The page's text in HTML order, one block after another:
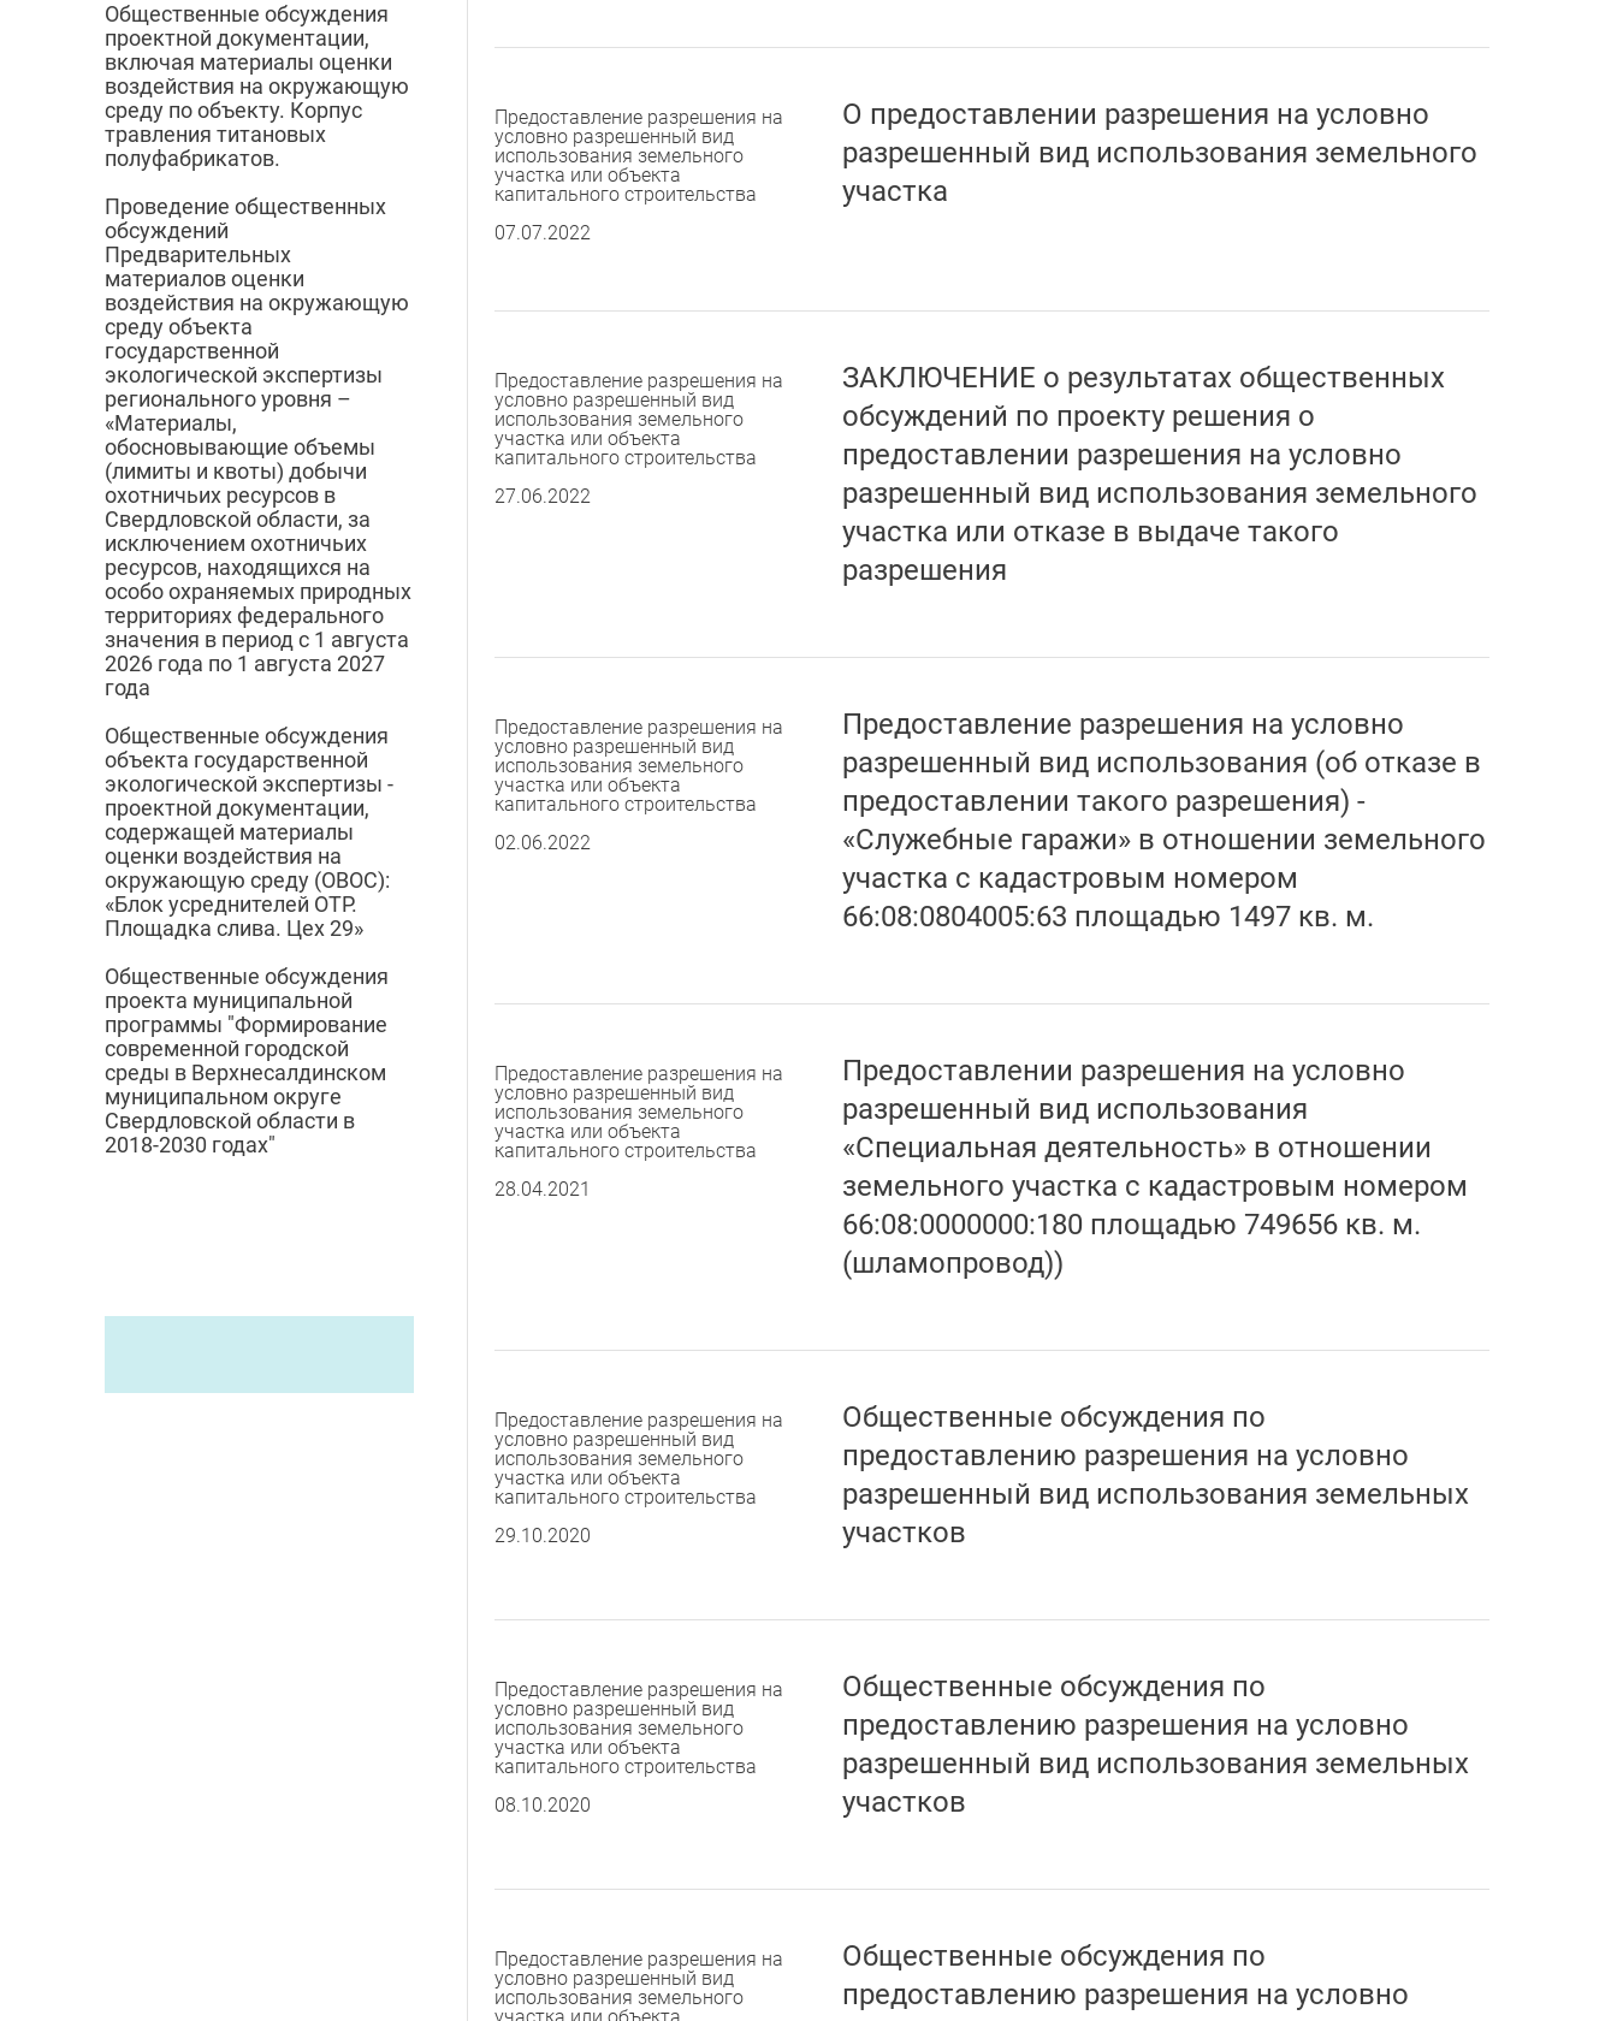
Общественные обсуждения
проектной документации,
включая материалы оценки
воздействия на окружающую
среду по объекту. Корпус
травления титановых
полуфабрикатов.
Проведение общественных
обсуждений
Предварительных
материалов оценки
воздействия на окружающую
среду объекта
государственной
экологической экспертизы
регионального уровня –
«Материалы,
обосновывающие объемы
(лимиты и квоты) добычи
охотничьих ресурсов в
Свердловской области, за
исключением охотничьих
ресурсов, находящихся на
особо охраняемых природных
территориях федерального
значения в период с 1 августа
2026 года по 1 августа 2027
года
Общественные обсуждения
объекта государственной
экологической экспертизы -
проектной документации,
содержащей материалы
оценки воздействия на
окружающую среду (ОВОС):
«Блок усреднителей ОТР.
Площадка слива. Цех 29»
Общественные обсуждения
проекта муниципальной
программы "Формирование
современной городской
среды в Верхнесалдинском
муниципальном округе
Свердловской области в
2018-2030 годах"
Предоставление разрешения на
условно разрешенный вид
использования земельного
участка или объекта
капитального строительства
07.07.2022
О предоставлении разрешения на условно
разрешенный вид использования земельного
участка
Предоставление разрешения на
условно разрешенный вид
использования земельного
участка или объекта
капитального строительства
27.06.2022
ЗАКЛЮЧЕНИЕ о результатах общественных
обсуждений по проекту решения о
предоставлении разрешения на условно
разрешенный вид использования земельного
участка или отказе в выдаче такого
разрешения
Предоставление разрешения на
условно разрешенный вид
использования земельного
участка или объекта
капитального строительства
02.06.2022
Предоставление разрешения на условно
разрешенный вид использования (об отказе в
предоставлении такого разрешения) -
«Служебные гаражи» в отношении земельного
участка с кадастровым номером
66:08:0804005:63 площадью 1497 кв. м.
Предоставление разрешения на
условно разрешенный вид
использования земельного
участка или объекта
капитального строительства
28.04.2021
Предоставлении разрешения на условно
разрешенный вид использования
«Специальная деятельность» в отношении
земельного участка с кадастровым номером
66:08:0000000:180 площадью 749656 кв. м.
(шламопровод))
Предоставление разрешения на
условно разрешенный вид
использования земельного
участка или объекта
капитального строительства
29.10.2020
Общественные обсуждения по
предоставлению разрешения на условно
разрешенный вид использования земельных
участков
Предоставление разрешения на
условно разрешенный вид
использования земельного
участка или объекта
капитального строительства
08.10.2020
Общественные обсуждения по
предоставлению разрешения на условно
разрешенный вид использования земельных
участков
Предоставление разрешения на
условно разрешенный вид
использования земельного
участка или объекта
Общественные обсуждения по
предоставлению разрешения на условно